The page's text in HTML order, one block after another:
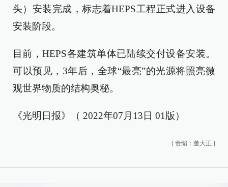
头）安装完成，标志着HEPS工程正式进入设备
安装阶段。
目前，HEPS各建筑单体已陆续交付设备安装。
可以预见，3年后，全球“最亮”的光源将照亮微
观世界物质的结构奥秘。
《光明日报》（ 2022年07月13日 01版）
[ 责编：董大正 ]